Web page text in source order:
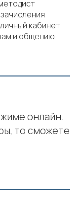
кабинет
и общению
онлайн.
то сможете